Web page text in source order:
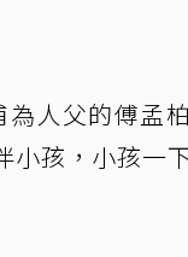
人父的傅孟
小孩，小孩一